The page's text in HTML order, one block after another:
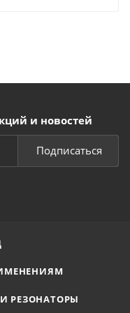
и новостей
Подписаться
РЕЗОНАТОРЫ